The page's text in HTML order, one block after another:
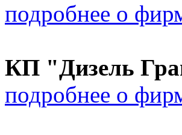
подробнее о
КП "Дизель
подробнее о